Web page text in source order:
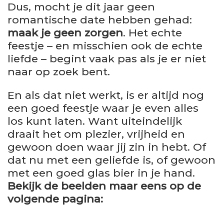
Dus, mocht je dit jaar geen
romantische date hebben gehad:
maak je geen zorgen. Het echte
feestje – en misschien ook de echte
liefde – begint vaak pas als je er niet
naar op zoek bent.
En als dat niet werkt, is er altijd nog
een goed feestje waar je even alles
los kunt laten. Want uiteindelijk
draait het om plezier, vrijheid en
gewoon doen waar jij zin in hebt. Of
dat nu met een geliefde is, of gewoon
met een goed glas bier in je hand.
Bekijk de beelden maar eens op de
volgende pagina: